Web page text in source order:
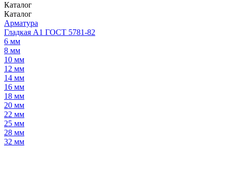
Каталог
Каталог
Арматура
Гладкая А1 ГОСТ 5781-82
6 мм
8 мм
10 мм
12 мм
14 мм
16 мм
18 мм
20 мм
22 мм
25 мм
28 мм
32 мм